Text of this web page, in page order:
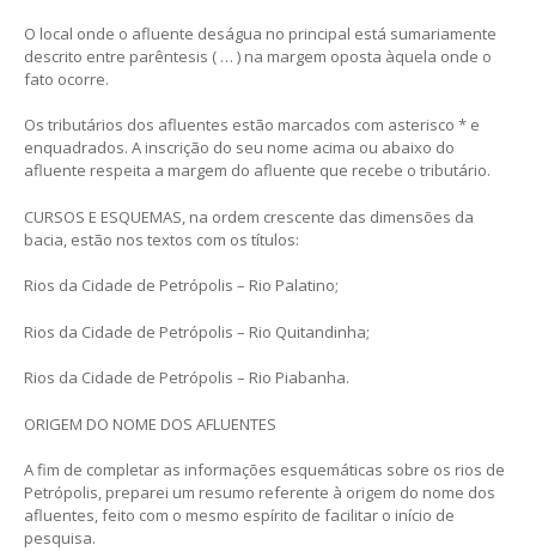
O local onde o afluente deságua no principal está sumariamente
descrito entre parêntesis ( … ) na margem oposta àquela onde o
fato ocorre.
Os tributários dos afluentes estão marcados com asterisco * e
enquadrados. A inscrição do seu nome acima ou abaixo do
afluente respeita a margem do afluente que recebe o tributário.
CURSOS E ESQUEMAS, na ordem crescente das dimensões da
bacia, estão nos textos com os títulos:
Rios da Cidade de Petrópolis – Rio Palatino;
Rios da Cidade de Petrópolis – Rio Quitandinha;
Rios da Cidade de Petrópolis – Rio Piabanha.
ORIGEM DO NOME DOS AFLUENTES
A fim de completar as informações esquemáticas sobre os rios de
Petrópolis, preparei um resumo referente à origem do nome dos
afluentes, feito com o mesmo espírito de facilitar o início de
pesquisa.